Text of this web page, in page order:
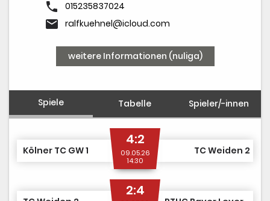
phone 015235837024
email ralfkuehnel@icloud.com
weitere Informationen (nuliga)
Spiele Tabelle Spieler/-innen
Kölner TC GW 1
4:2
09.05.26
14:30
TC Weiden 2
2:4